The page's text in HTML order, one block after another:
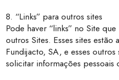
8. “Links” para outros sites
Pode haver “links” no Site
outros Sites. Esses sites
Fundijacto, SA, e esses
solicitar informações pessoais